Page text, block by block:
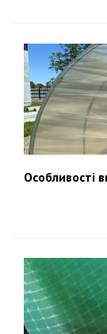
Особливості